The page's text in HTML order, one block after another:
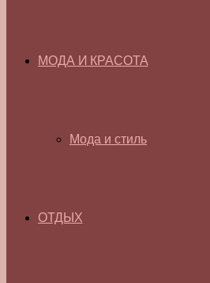
МОДА И КРАСОТА
Мода и стиль
ОТДЫХ